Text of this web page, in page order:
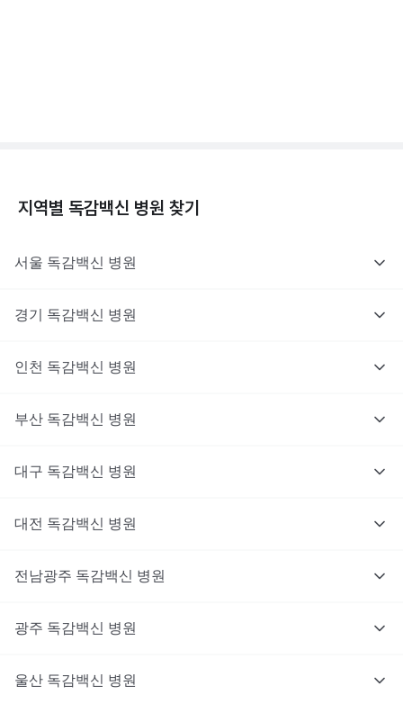
지역별 독감백신 병원 찾기
서울 독감백신 병원
경기 독감백신 병원
인천 독감백신 병원
부산 독감백신 병원
대구 독감백신 병원
대전 독감백신 병원
전남광주 독감백신 병원
광주 독감백신 병원
울산 독감백신 병원